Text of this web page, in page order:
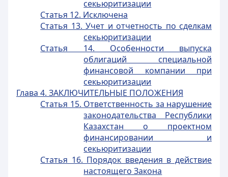
секьюритизации
Статья 12. Исключена
Статья 13. Учет и отчетность по сделкам
секьюритизации
Статья 14. Особенности выпуска
облигаций специальной
финансовой компании при
секьюритизации
Глава 4. ЗАКЛЮЧИТЕЛЬНЫЕ ПОЛОЖЕНИЯ
Статья 15. Ответственность за нарушение
законодательства Республики
Казахстан о проектном
финансировании и
секьюритизации
Статья 16. Порядок введения в действие
настоящего Закона